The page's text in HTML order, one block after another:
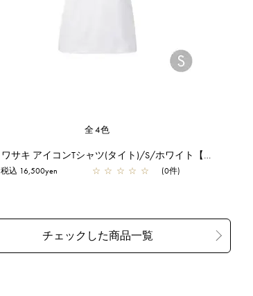
全4色
イワサキ アイコンTシャツ(タイト)/S/ホワイト【一部店舗先行販売商品】
税込 16,500yen ☆ ☆ ☆ ☆ ☆ (0件)